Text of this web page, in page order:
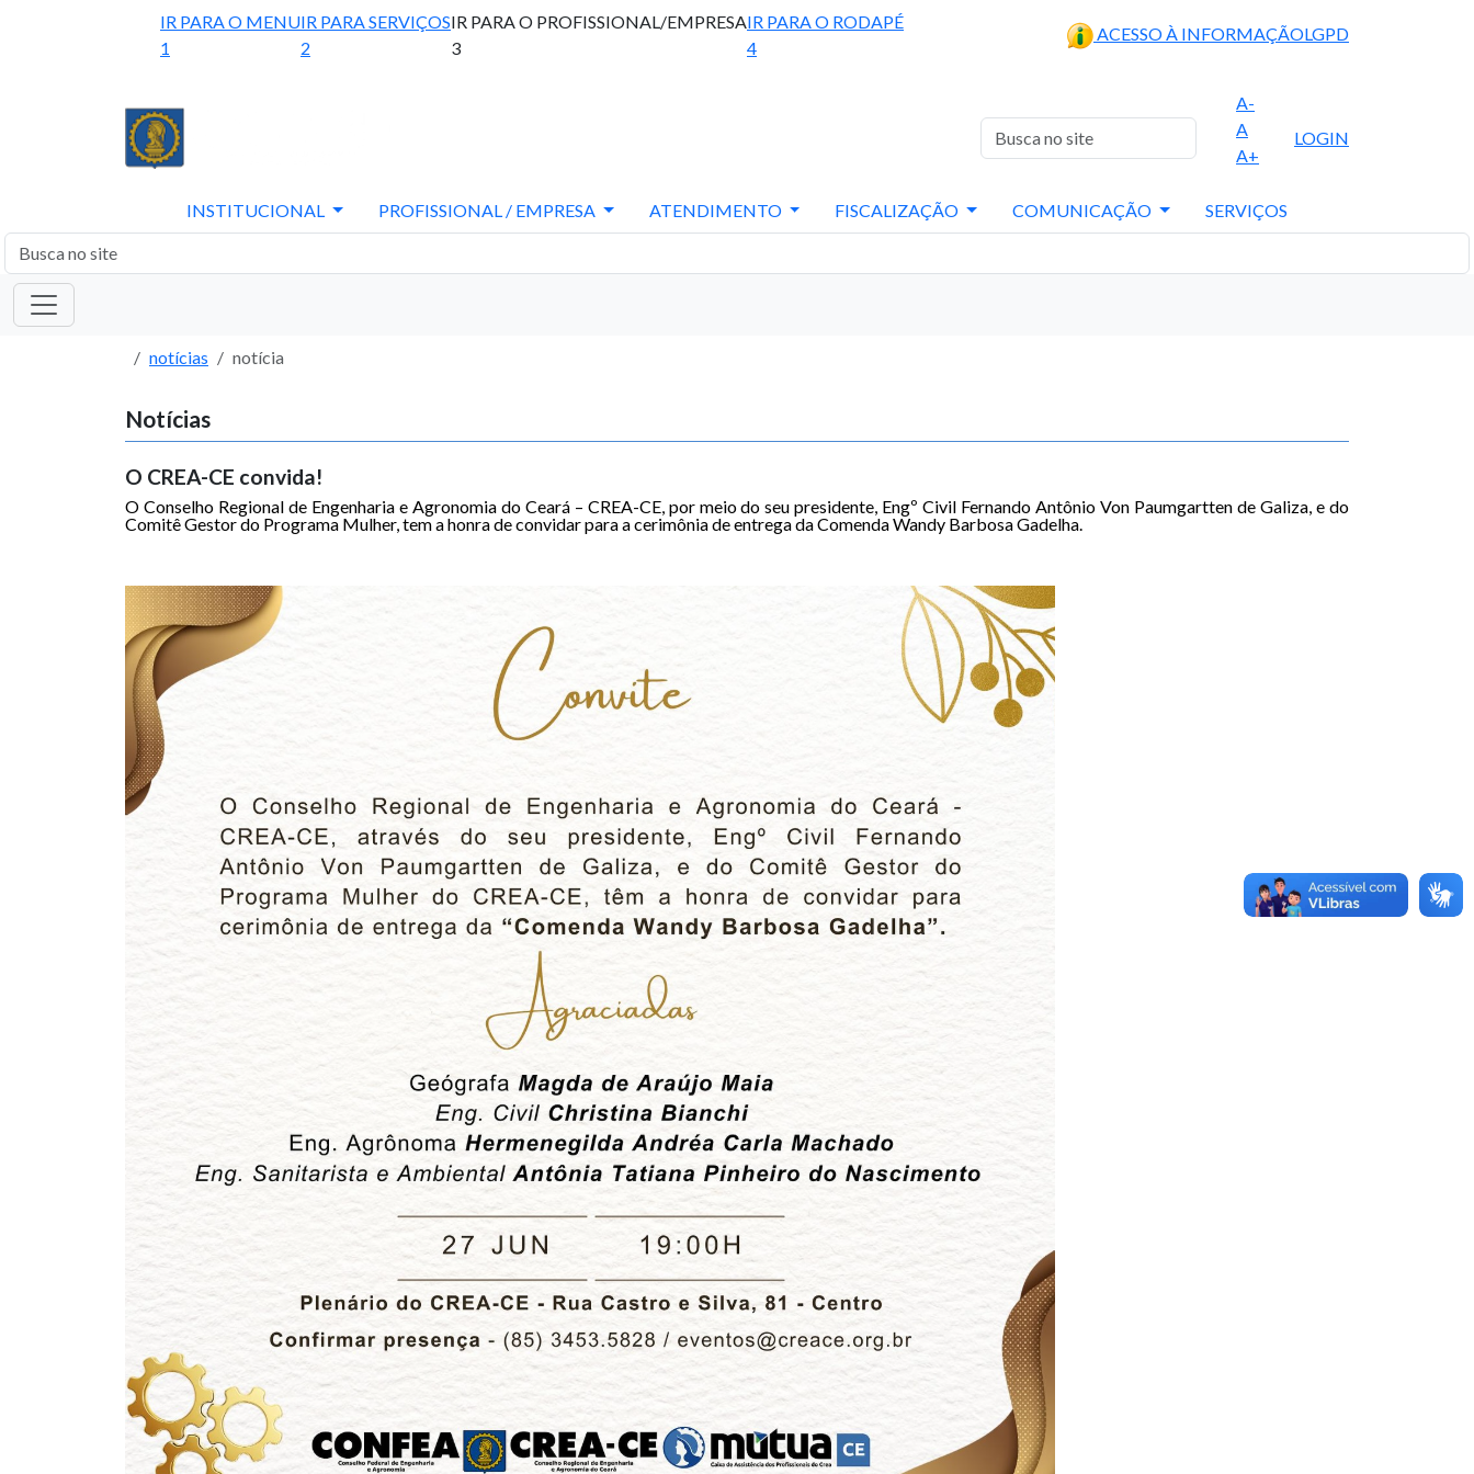
IR PARA O MENU
1
IR PARA SERVIÇOS
2
IR PARA O PROFISSIONAL/EMPRESA
3
IR PARA O RODAPÉ
4
ACESSO À INFORMAÇÃOLGPD
A-
A
A+
LOGIN
INSTITUCIONAL PROFISSIONAL / EMPRESA ATENDIMENTO FISCALIZAÇÃO COMUNICAÇÃO SERVIÇOS
notícias notícia
Notícias
O CREA-CE convida!
O Conselho Regional de Engenharia e Agronomia do Ceará – CREA-CE, por meio do seu presidente, Engº Civil Fernando Antônio Von Paumgartten de Galiza, e do
Comitê Gestor do Programa Mulher, tem a honra de convidar para a cerimônia de entrega da Comenda Wandy Barbosa Gadelha.